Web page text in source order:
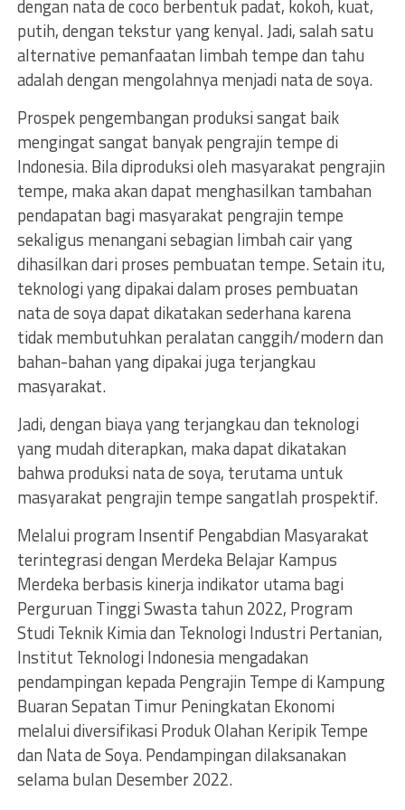
dengan nata de coco berbentuk padat, kokoh, kuat,
putih, dengan tekstur yang kenyal. Jadi, salah satu
alternative pemanfaatan limbah tempe dan tahu
adalah dengan mengolahnya menjadi nata de soya.
Prospek pengembangan produksi sangat baik
mengingat sangat banyak pengrajin tempe di
Indonesia. Bila diproduksi oleh masyarakat pengrajin
tempe, maka akan dapat menghasilkan tambahan
pendapatan bagi masyarakat pengrajin tempe
sekaligus menangani sebagian limbah cair yang
dihasilkan dari proses pembuatan tempe. Setain itu,
teknologi yang dipakai dalam proses pembuatan
nata de soya dapat dikatakan sederhana karena
tidak membutuhkan peralatan canggih/modern dan
bahan-bahan yang dipakai juga terjangkau
masyarakat.
Jadi, dengan biaya yang terjangkau dan teknologi
yang mudah diterapkan, maka dapat dikatakan
bahwa produksi nata de soya, terutama untuk
masyarakat pengrajin tempe sangatlah prospektif.
Melalui program Insentif Pengabdian Masyarakat
terintegrasi dengan Merdeka Belajar Kampus
Merdeka berbasis kinerja indikator utama bagi
Perguruan Tinggi Swasta tahun 2022, Program
Studi Teknik Kimia dan Teknologi Industri Pertanian,
Institut Teknologi Indonesia mengadakan
pendampingan kepada Pengrajin Tempe di Kampung
Buaran Sepatan Timur Peningkatan Ekonomi
melalui diversifikasi Produk Olahan Keripik Tempe
dan Nata de Soya. Pendampingan dilaksanakan
selama bulan Desember 2022.